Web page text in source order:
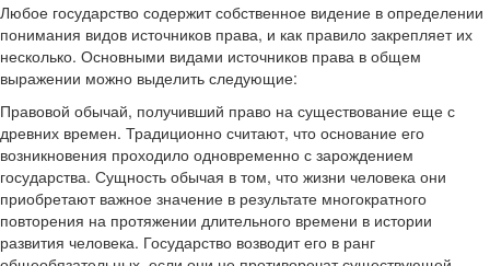
Любое государство содержит собственное видение в определении
понимания видов источников права, и как правило закрепляет их
несколько. Основными видами источников права в общем
выражении можно выделить следующие:
Правовой обычай, получивший право на существование еще с
древних времен. Традиционно считают, что основание его
возникновения проходило одновременно с зарождением
государства. Сущность обычая в том, что жизни человека они
приобретают важное значение в результате многократного
повторения на протяжении длительного времени в истории
развития человека. Государство возводит его в ранг